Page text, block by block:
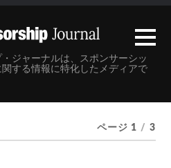
ジャーナルは、スポンサーシッ
する情報に特化したメディアで
ページ 1 / 3